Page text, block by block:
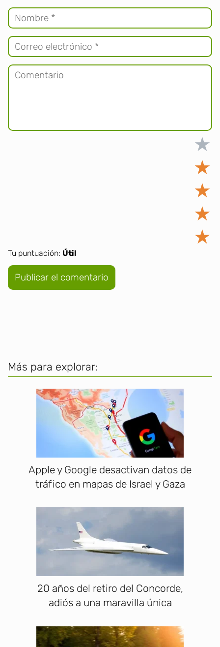
★
★
★
★
★
Tu puntuación: Útil
Más para explorar:
Apple y Google desactivan datos de
tráfico en mapas de Israel y Gaza
20 años del retiro del Concorde,
adiós a una maravilla única